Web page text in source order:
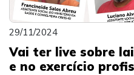
29/11/2024
Vai ter live sobre
e no exercício